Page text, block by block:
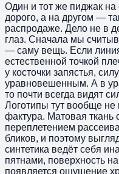
Один и тот же пиджак
дорого, а на другом —
распродаже. Дело не в
глаз. Сначала мы
— саму вещь. Если
естественной точкой
у косточки запястья,
уравновешенным. А в
то почти всегда видят
Логотипы тут вообще не
фактура. Матовая
переплетением
бликов, и поэтому
синтетика ведёт себя
пятнами, поверхность
появляется ощущение